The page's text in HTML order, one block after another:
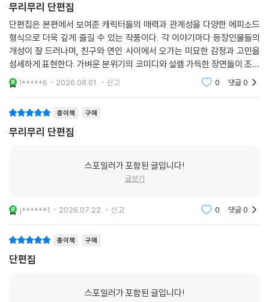
무리무리 단편집
단편집은 본편에서 보여준 캐릭터들의 매력과 관계성을 다양한 에피소드
형식으로 더욱 깊게 즐길 수 있는 작품이다. 각 이야기마다 등장인물들의
개성이 잘 드러나며, 친구와 연인 사이에서 오가는 미묘한 감정과 고민을
섬세하게 표현한다. 가벼운 분위기의 코미디와 설렘 가득한 장면들이 조화
를 이루고, 짧은 이야기 속에서도 캐릭터들의 관계 변화와 성장 과정을 자
연스럽게 담아낸
l*****6 2026.08.01. 신고 0 댓글0
종이책 구매
무리무리 단편집
스포일러가 포함된 글입니다!
글보기
j******1 2026.07.22. 신고 0 댓글0
종이책 구매
단편집
스포일러가 포함된 글입니다!